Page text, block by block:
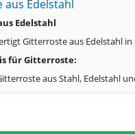
Edelstahl
Edelstahl
Gitterroste aus Edelstahl
für Gitterroste:
aus Stahl, Edelstahl